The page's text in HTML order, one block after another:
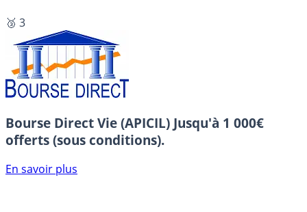
🥉 3
Bourse Direct Vie (APICIL) Jusqu'à 1 000€
offerts (sous conditions).
En savoir plus